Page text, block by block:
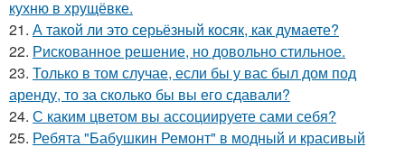
кухню в хрущёвке.
21. А такой ли это серьёзный косяк, как думаете?
22. Рискованное решение, но довольно стильное.
23. Только в том случае, если бы у вас был дом под
аренду, то за сколько бы вы его сдавали?
24. С каким цветом вы ассоциируете сами себя?
25. Ребята "Бабушкин Ремонт" в модный и красивый